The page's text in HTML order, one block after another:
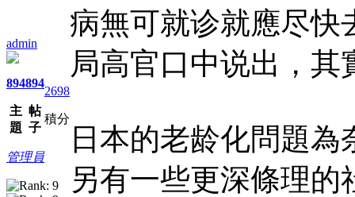
admin
894
主
題
894
帖
子
2698
積分
管理員
病無可就诊就應尽快
局高官口中说出，其
日本的老龄化問題
另有一些更深條理